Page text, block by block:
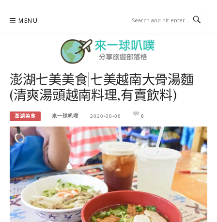
MENU
來一球叭噗
分享日本自助部落格
澎湖七美美食|七美越南大骨湯麵
(清爽湯頭越南料理,有賣飲料)
澎湖美食 來一球叭噗 2020-08-08 0